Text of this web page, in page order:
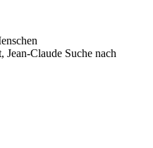
Jean-Claude Suche nach